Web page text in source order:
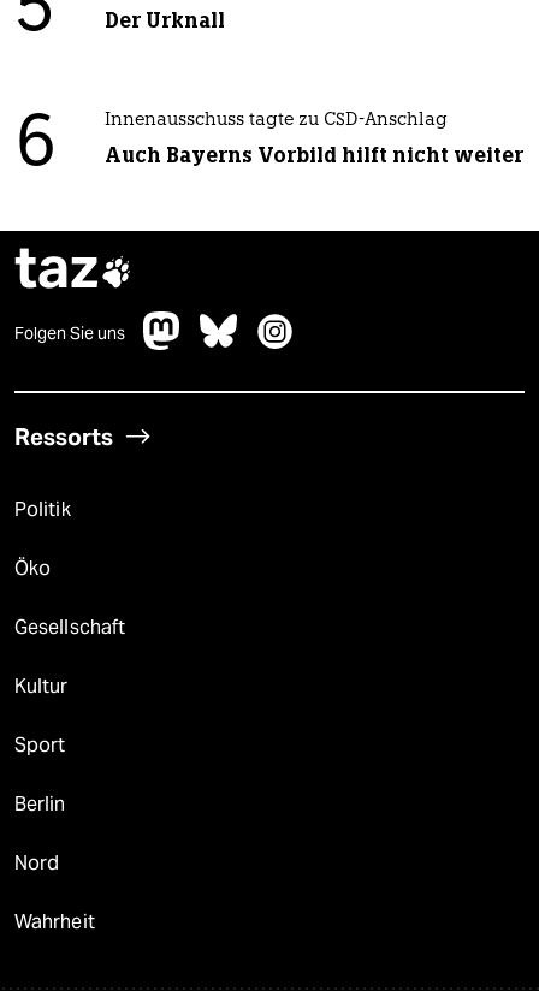
Der Urknall
6 Innenausschuss tagte zu CSD-Anschlag
Auch Bayerns Vorbild hilft nicht weiter
taz
Folgen Sie uns
Ressorts
Politik
Öko
Gesellschaft
Kultur
Sport
Berlin
Nord
Wahrheit